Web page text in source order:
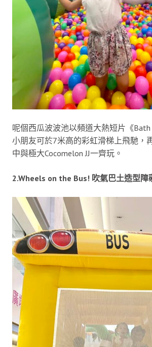
呢個西瓜波波池以頻道大熱短片《Bath
小朋友可於7米高的彩虹滑梯上飛馳，
中與極大Cocomelon JJ一齊玩。
2.Wheels on the Bus! 吹氣巴土造型障